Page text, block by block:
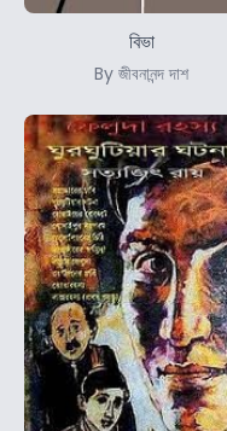
বিভা
By জীবনানন্দ দাশ